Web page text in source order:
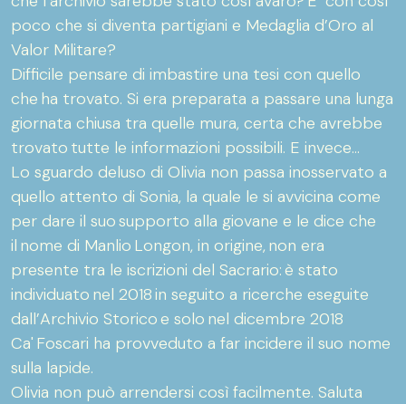
poco che si diventa partigiani e Medaglia d’Oro al
Valor Militare?
Difficile pensare di imbastire una tesi con quello
che ha trovato. Si era preparata a passare una lunga
giornata chiusa tra quelle mura, certa che avrebbe
trovato tutte le informazioni possibili. E invece...
Lo sguardo deluso di Olivia non passa inosservato a
quello attento di Sonia, la quale le si avvicina come
per dare il suo supporto alla giovane e le dice che
il nome di Manlio Longon, in origine, non era
presente tra le iscrizioni del Sacrario: è stato
individuato nel 2018 in seguito a ricerche eseguite
dall’Archivio Storico e solo nel dicembre 2018
Ca' Foscari ha provveduto a far incidere il suo nome
sulla lapide.
Olivia non può arrendersi così facilmente. Saluta